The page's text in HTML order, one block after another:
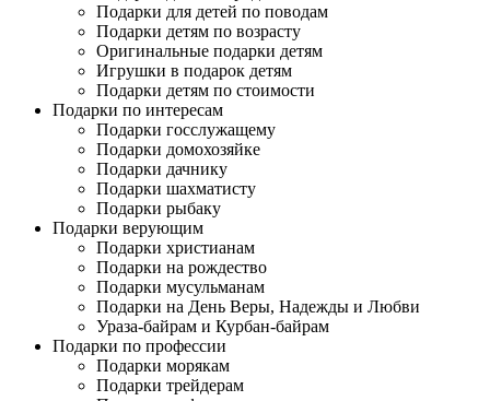
Подарки для детей по поводам
Подарки детям по возрасту
Оригинальные подарки детям
Игрушки в подарок детям
Подарки детям по стоимости
Подарки по интересам
Подарки госслужащему
Подарки домохозяйке
Подарки дачнику
Подарки шахматисту
Подарки рыбаку
Подарки верующим
Подарки христианам
Подарки на рождество
Подарки мусульманам
Подарки на День Веры, Надежды и Любви
Ураза-байрам и Курбан-байрам
Подарки по профессии
Подарки морякам
Подарки трейдерам